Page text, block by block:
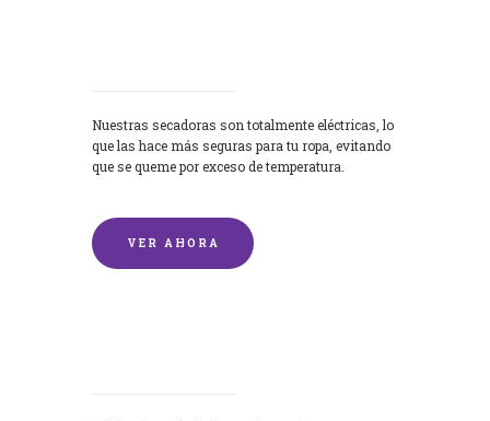
Nuestras secadoras son totalmente eléctricas, lo
que las hace más seguras para tu ropa, evitando
que se queme por exceso de temperatura.
VER AHORA